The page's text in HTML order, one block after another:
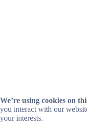
We’re using cookies on
you interact with our
your interests.